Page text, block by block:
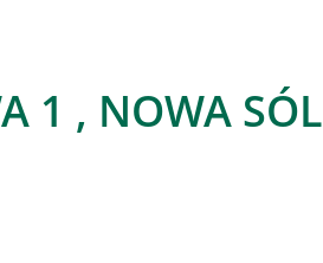
1 , NOWA SÓL